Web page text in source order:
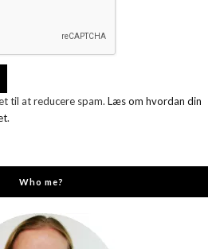
til at reducere spam. Læs om hvordan din
.
Who me?